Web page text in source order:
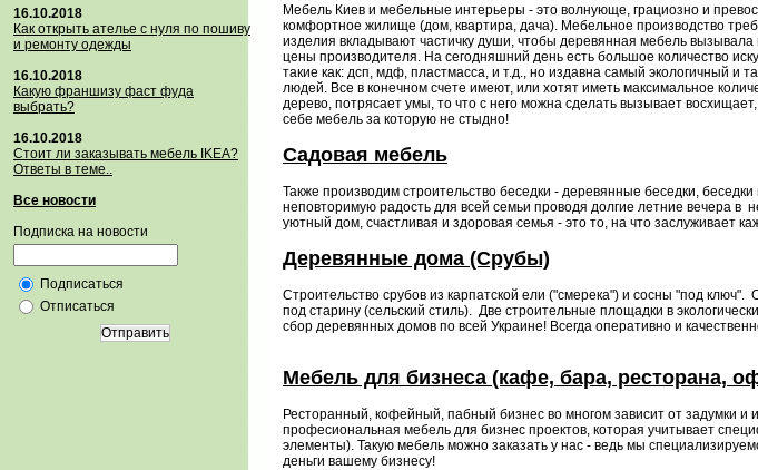
16.10.2018
Как открыть ателье с нуля по пошиву
и ремонту одежды
16.10.2018
Какую франшизу фаст фуда
выбрать?
16.10.2018
Стoит ли заказывать мебель IKEA?
Ответы в теме..
Все новости
Подписка на новости
Подписаться
Отписаться
Отправить
Мебель Киев и мебельные интерьеры - это волнующе, грациозно и
комфортное жилище (дом, квартира, дача). Мебельное производство
изделия вкладывают частичку души, чтобы деревянная мебель
цены производителя. На сегодняшний день есть большое количество
такие как: дсп, мдф, пластмасса, и т.д., но издавна самый экологичный
людей. Все в конечном счете имеют, или хотят иметь максимальное
дерево, потрясает умы, то что с него можна сделать вызывает
себе мебель за которую не стыдно!
Садовая мебель
Также производим строительство беседки - деревянные беседки,
неповторимую радость для всей семьи проводя долгие летние вечера
уютный дом, счастливая и здоровая семья - это то, на что заслуживает
Деревянные дома (Срубы)
Строительство срубов из карпатской ели ("смерека") и сосны "под
под старину (сельский стиль). Две строительные площадки в
сбор деревянных домов по всей Украине! Всегда оперативно и
Мебель для бизнеса (кафе, бара, ресторана,
Ресторанный, кофейный, пабный бизнес во многом зависит от задумки и
професиональная мебель для бизнес проектов, которая учитывает
элементы). Такую мебель можно заказать у нас - ведь мы
деньги вашему бизнесу!